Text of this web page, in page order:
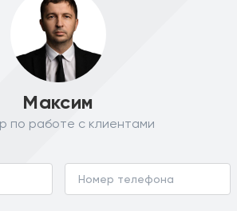
Максим
по работе с клиентами